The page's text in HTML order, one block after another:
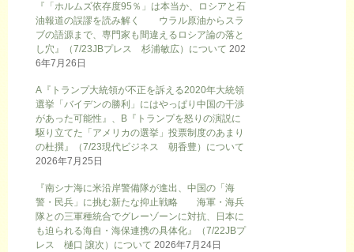
『「ホルムズ依存度95％」は本当か、ロシアと石
油報道の誤謬を読み解く ウラル原油からスラ
ブの語源まで、専門家も間違えるロシア論の落と
し穴』（7/23JBプレス 杉浦敏広）について 202
6年7月26日
A『トランプ大統領が不正を訴える2020年大統領
選挙「バイデンの勝利」にはやっぱり中国の干渉
があった可能性』、B『トランプを怒りの演説に
駆り立てた「アメリカの選挙」投票制度のあまり
の杜撰』（7/23現代ビジネス 朝香豊）について
2026年7月25日
『南シナ海に米沿岸警備隊が進出、中国の「海
警・民兵」に挑む新たな抑止戦略 海軍・海兵
隊との三軍種統合でグレーゾーンに対抗、日本に
も迫られる海自・海保連携の具体化』（7/22JBプ
レス 樋口 譲次）について 2026年7月24日